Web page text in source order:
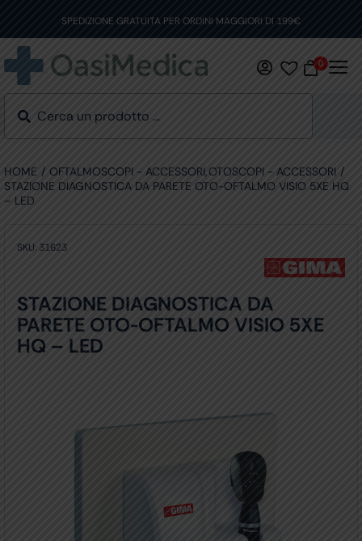
content
SPEDIZIONE GRATUITA PER ORDINI MAGGIORI DI 199€
0
HOME OFTALMOSCOPI - ACCESSORI OTOSCOPI - ACCESSORI
STAZIONE DIAGNOSTICA DA PARETE OTO-OFTALMO VISIO 5XE HQ
– LED
SKU: 31623
STAZIONE DIAGNOSTICA DA
PARETE OTO-OFTALMO VISIO 5XE
HQ – LED